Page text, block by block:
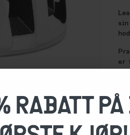
sin
er
RABATT